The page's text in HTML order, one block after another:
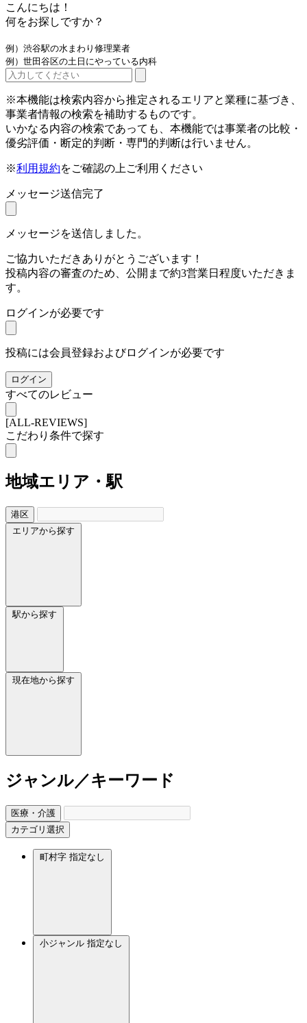
こんにちは！
何をお探しですか？
例）渋谷駅の水まわり修理業者
例）世田谷区の土日にやっている内科
※本機能は検索内容から推定されるエリアと業種に基づき、
事業者情報の検索を補助するものです。
いかなる内容の検索であっても、本機能では事業者の比較・
優劣評価・断定的判断・専門的判断は行いません。
※利用規約をご確認の上ご利用ください
メッセージ送信完了
メッセージを送信しました。
ご協力いただきありがとうございます！
投稿内容の審査のため、公開まで約3営業日程度いただきま
す。
ログインが必要です
投稿には会員登録およびログインが必要です
ログイン
すべてのレビュー
[ALL-REVIEWS]
こだわり条件で探す
地域エリア・駅
港区
エリアから探す
駅から探す
現在地から探す
ジャンル／キーワード
医療・介護
カテゴリ選択
町村字 指定なし
小ジャンル 指定なし